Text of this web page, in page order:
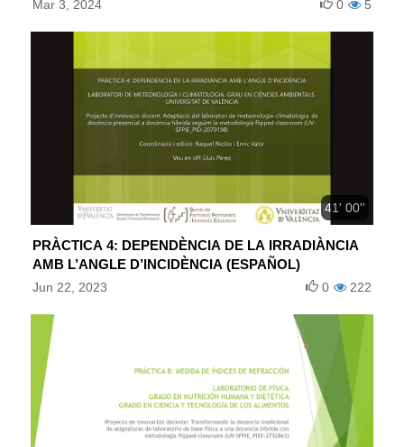
Mar 3, 2024 5
0
41' 00''
PRÀCTICA 4: DEPENDÈNCIA DE LA IRRADIÀNCIA
AMB L’ANGLE D’INCIDÈNCIA (ESPAÑOL)
Jun 22, 2023 222
0